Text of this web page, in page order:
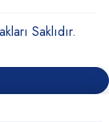
Saklıdır.